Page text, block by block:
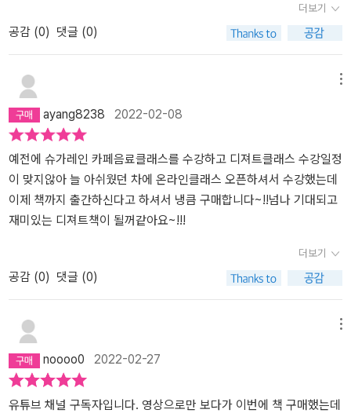
더보기
공감 (0) 댓글 (0)
ayang8238 2022-02-08
예전에 슈가레인 카페음료클래스를 수강하고 디져트클래스 수강일정
이 맞지않아 늘 아쉬웠던 차에 온라인클래스 오픈하셔서 수강했는데
이제 책까지 출간하신다고 하셔서 냉큼 구매합니다~!!넘나 기대되고
재미있는 디져트책이 될꺼같아요~!!!
더보기
공감 (0) 댓글 (0)
noooo0 2022-02-27
유튜브 채널 구독자입니다. 영상으로만 보다가 이번에 책 구매했는데